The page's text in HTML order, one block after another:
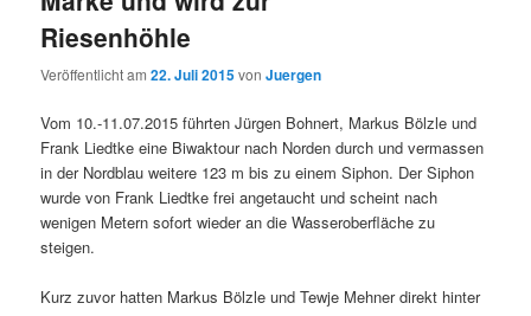
Riesenhöhle
Veröffentlicht am22. Juli 2015vonJuergen
Vom 10.-11.07.2015 führten Jürgen Bohnert, Markus Bölzle und
Frank Liedtke eine Biwaktour nach Norden durch und vermassen
in der Nordblau weitere 123 m bis zu einem Siphon. Der Siphon
wurde von Frank Liedtke frei angetaucht und scheint nach
wenigen Metern sofort wieder an die Wasseroberfläche zu
steigen.
Kurz zuvor hatten Markus Bölzle und Tewje Mehner direkt hinter